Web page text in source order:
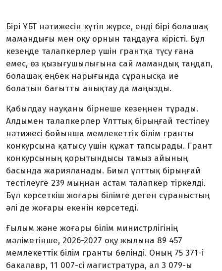
Бірі ҰБТ нәтижесін күтіп жүрсе, енді бірі болашақ
мамандығы мен оқу орнын таңдауға кірісті. Бұл
кезеңде талапкерлер үшін грантқа түсу ғана
емес, өз қызығушылығына сай мамандық таңдап,
болашақ еңбек нарығында сұранысқа ие
болатын бағытты анықтау да маңызды.
Қабылдау науқаны бірнеше кезеңнен тұрады.
Алдымен талапкерлер Ұлттық бірыңғай тестілеу
нәтижесі бойынша мемлекеттік білім гранты
конкурсына қатысу үшін құжат тапсырады. Грант
конкурсының қорытындысы тамыз айының
басында жарияланады. Биыл ұлттық бірыңғай
тестілеуге 239 мыңнан астам талапкер тіркелді.
Бұл көрсеткіш жоғары білімге деген сұраныстың
әлі де жоғары екенін көрсетеді.
Ғылым және жоғары білім министрлігінің
мәліметінше, 2026-2027 оқу жылына 89 457
мемлекеттік білім гранты бөлінді. Оның 75 371-і
бакалавр, 11 007-сі магистратура, ал 3 079-ы